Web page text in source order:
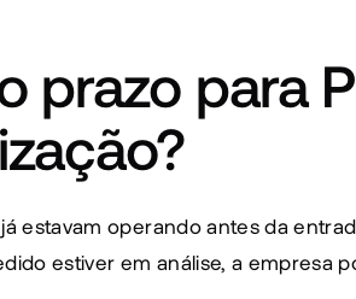
prazo para
já estavam operando antes da
estiver em análise, a empresa